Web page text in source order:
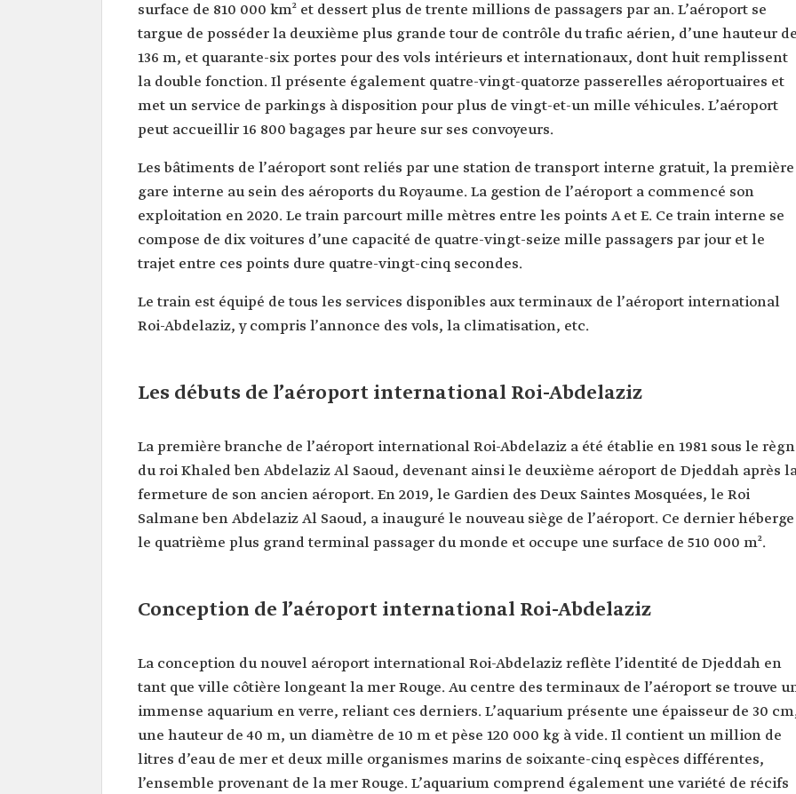
surface de 810 000 km² et dessert plus de trente millions de passagers par an. L’aéroport se
targue de posséder la deuxième plus grande tour de contrôle du trafic aérien, d’une hauteur
136 m, et quarante-six portes pour des vols intérieurs et internationaux, dont huit remplissent
la double fonction. Il présente également quatre-vingt-quatorze passerelles aéroportuaires et
met un service de parkings à disposition pour plus de vingt-et-un mille véhicules. L’aéroport
peut accueillir 16 800 bagages par heure sur ses convoyeurs.
Les bâtiments de l’aéroport sont reliés par une station de transport interne gratuit, la première
gare interne au sein des aéroports du Royaume. La gestion de l’aéroport a commencé son
exploitation en 2020. Le train parcourt mille mètres entre les points A et E. Ce train interne se
compose de dix voitures d’une capacité de quatre-vingt-seize mille passagers par jour et le
trajet entre ces points dure quatre-vingt-cinq secondes.
Le train est équipé de tous les services disponibles aux terminaux de l’aéroport international
Roi-Abdelaziz, y compris l’annonce des vols, la climatisation, etc.
Les débuts de l’aéroport international Roi-Abdelaziz
La première branche de l’aéroport international Roi-Abdelaziz a été établie en 1981 sous le
du roi Khaled ben Abdelaziz Al Saoud, devenant ainsi le deuxième aéroport de Djeddah après
fermeture de son ancien aéroport. En 2019, le Gardien des Deux Saintes Mosquées, le Roi
Salmane ben Abdelaziz Al Saoud, a inauguré le nouveau siège de l’aéroport. Ce dernier héberge
le quatrième plus grand terminal passager du monde et occupe une surface de 510 000 m².
Conception de l’aéroport international Roi-Abdelaziz
La conception du nouvel aéroport international Roi-Abdelaziz reflète l’identité de Djeddah en
tant que ville côtière longeant la mer Rouge. Au centre des terminaux de l’aéroport se trouve
immense aquarium en verre, reliant ces derniers. L’aquarium présente une épaisseur de 30
une hauteur de 40 m, un diamètre de 10 m et pèse 120 000 kg à vide. Il contient un million de
litres d’eau de mer et deux mille organismes marins de soixante-cinq espèces différentes,
l’ensemble provenant de la mer Rouge. L’aquarium comprend également une variété de récifs